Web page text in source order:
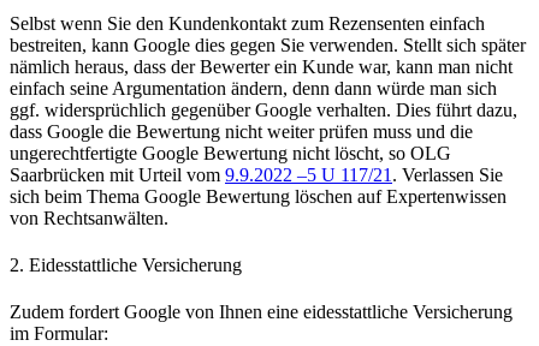
Selbst wenn Sie den Kundenkontakt zum Rezensenten einfach
bestreiten, kann Google dies gegen Sie verwenden. Stellt sich später
nämlich heraus, dass der Bewerter ein Kunde war, kann man nicht
einfach seine Argumentation ändern, denn dann würde man sich
ggf. widersprüchlich gegenüber Google verhalten. Dies führt dazu,
dass Google die Bewertung nicht weiter prüfen muss und die
ungerechtfertigte Google Bewertung nicht löscht, so OLG
Saarbrücken mit Urteil vom 9.9.2022 –5 U 117/21 . Verlassen Sie
sich beim Thema Google Bewertung löschen auf Expertenwissen
von Rechtsanwälten.
2. Eidesstattliche Versicherung
Zudem fordert Google von Ihnen eine eidesstattliche Versicherung
im Formular: